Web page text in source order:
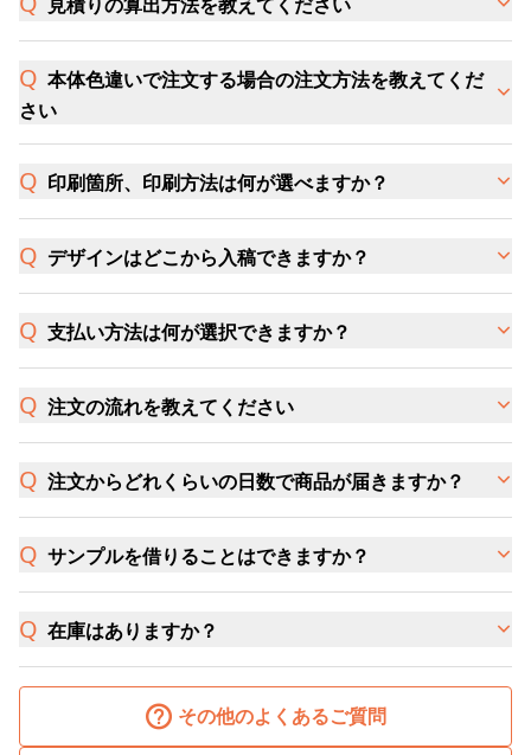
本体色違いで注文する場合の注文方法を教えてくだ
さい
印刷箇所、印刷方法は何が選べますか？
デザインはどこから入稿できますか？
支払い方法は何が選択できますか？
注文の流れを教えてください
注文からどれくらいの日数で商品が届きますか？
サンプルを借りることはできますか？
在庫はありますか？
その他のよくあるご質問